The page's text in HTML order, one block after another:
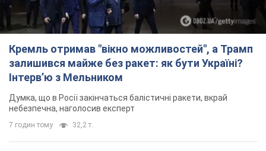
Кремль отримав "вікно можливостей", а Трамп
залишився майже без ракет: як бути Україні?
Інтерв’ю з Мельником
Думка, що в Росії закінчаться балістичні ракети, вкрай
небезпечна, наголосив експерт
7 годин тому 32,2 т.